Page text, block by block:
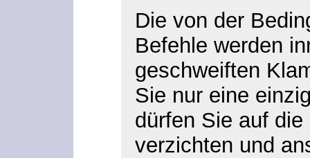
Die von der
Befehle werden
geschweiften
Sie nur eine
dürfen Sie auf
verzichten und